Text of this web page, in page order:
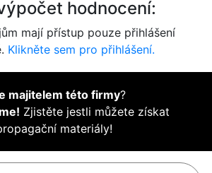
hodnocení:
mají přístup pouze přihlášení
Klikněte sem pro přihlášení.
majitelem této firmy?
Zjistěte jestli můžete získat
materiály!